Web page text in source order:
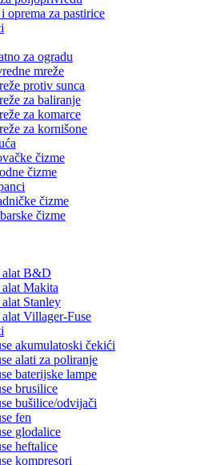
oprema za pastirice
za ogradu
mreže
protiv sunca
za baliranje
za komarce
za kornišone
čizme
čizme
čizme
čizme
alat B&D
Makita
Stanley
Villager-Fuse
akumulatoski čekići
alati za poliranje
baterijske lampe
brusilice
bušilice/odvijači
fen
glodalice
heftalice
kompresori